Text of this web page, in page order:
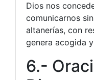
Dios nos
comunicarnos
altanerías, con
genera acogida
6.-